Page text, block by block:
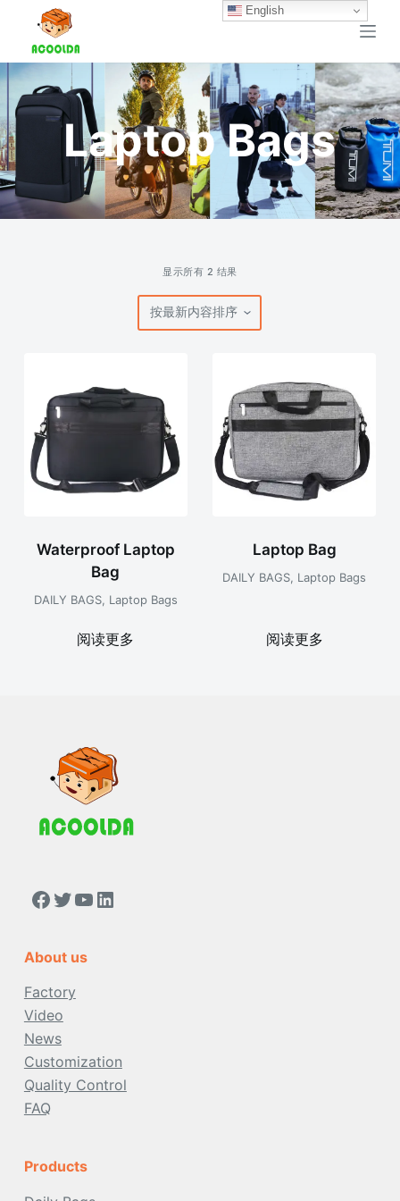
过
内
容
Laptop Bags
显示所有 2 结果按
Waterproof Laptop
Bag
DAILY BAGS, Laptop Bags
阅读更多
Laptop Bag
DAILY BAGS, Laptop Bags
阅读更多
https://www.facebook.com/people/Acoolda-FOOD-Delivery-BAG/100068808668975/
Twitter
YouTube
LinkedIn
About us
Factory
Video
News
Customization
Quality Control
FAQ
Products
English